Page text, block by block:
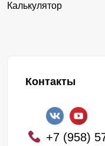
Калькулятор
Контакты
+7 (958)